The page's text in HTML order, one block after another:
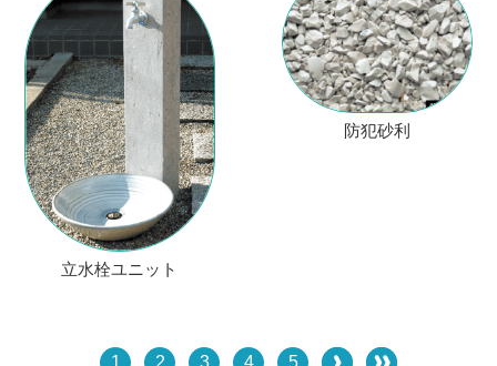
立水栓ユニット
防犯砂利
1 2 3 4 5